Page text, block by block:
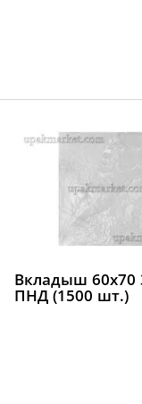
Вкладыш 60х70
ПНД (1500 шт.)